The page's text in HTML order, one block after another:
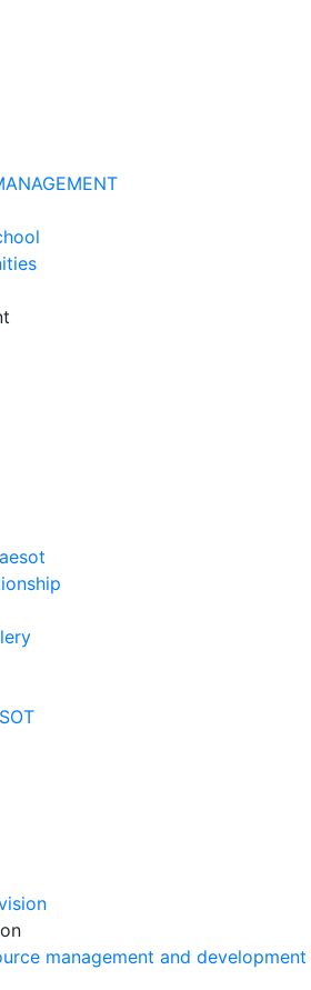
management and development